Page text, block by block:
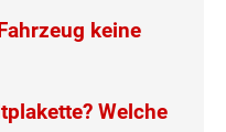
keine
Welche